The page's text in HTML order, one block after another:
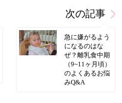
次の記事
急に嫌がるよう
になるのはな
ぜ？離乳食中期
（9~11ヶ月頃）
のよくあるお悩
みQ&A